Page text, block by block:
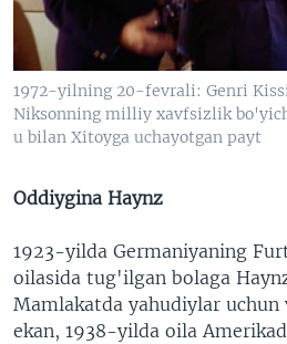
1972-yilning 20-fevrali: Genri
Niksonning milliy xavfsizlik
u bilan Xitoyga uchayotgan payt
Oddiygina Haynz
1923-yilda Germaniyaning
oilasida tug'ilgan bolaga
Mamlakatda yahudiylar
ekan, 1938-yilda oila